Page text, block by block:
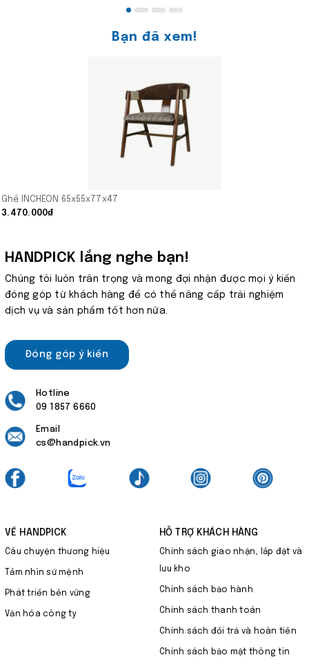
Bạn đã xem!
Ghế INCHEON 65x55x77x47
3.470.000₫
HANDPICK lắng nghe bạn!
Chúng tôi luôn trân trọng và mong đợi nhận được mọi ý kiến
đóng góp từ khách hàng để có thể nâng cấp trải nghiệm
dịch vụ và sản phẩm tốt hơn nữa.
Đóng góp ý kiến
Hotline
09 1857 6660
Email
cs@handpick.vn
VỀ HANDPICK
Câu chuyện thương hiệu
Tầm nhìn sứ mệnh
Phát triển bền vững
Văn hóa công ty
HỖ TRỢ KHÁCH HÀNG
Chính sách giao nhận, lắp đặt và
lưu kho
Chính sách bảo hành
Chính sách thanh toán
Chính sách đổi trả và hoàn tiền
Chính sách bảo mật thông tin